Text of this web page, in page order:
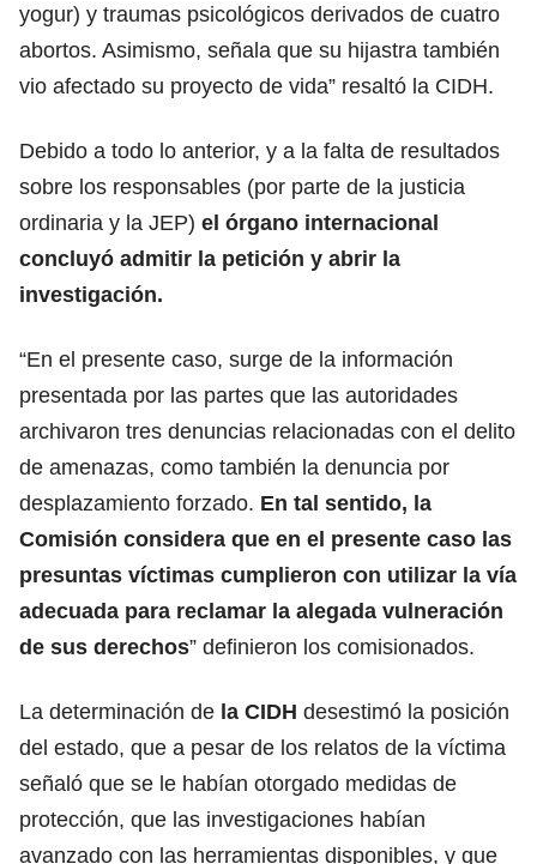
yogur) y traumas psicológicos derivados de cuatro
abortos. Asimismo, señala que su hijastra también
vio afectado su proyecto de vida” resaltó la CIDH.
Debido a todo lo anterior, y a la falta de resultados
sobre los responsables (por parte de la justicia
ordinaria y la JEP) el órgano internacional
concluyó admitir la petición y abrir la
investigación.
“En el presente caso, surge de la información
presentada por las partes que las autoridades
archivaron tres denuncias relacionadas con el delito
de amenazas, como también la denuncia por
desplazamiento forzado. En tal sentido, la
Comisión considera que en el presente caso las
presuntas víctimas cumplieron con utilizar la vía
adecuada para reclamar la alegada vulneración
de sus derechos” definieron los comisionados.
La determinación de la CIDH desestimó la posición
del estado, que a pesar de los relatos de la víctima
señaló que se le habían otorgado medidas de
protección, que las investigaciones habían
avanzado con las herramientas disponibles, y que